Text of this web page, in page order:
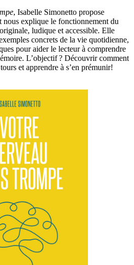
, Isabelle Simonetto propose
nous explique le fonctionnement du
ludique et accessible. Elle
concrets de la vie quotidienne,
pour aider le lecteur à comprendre
L’objectif ? Découvrir comment
et apprendre à s’en prémunir!